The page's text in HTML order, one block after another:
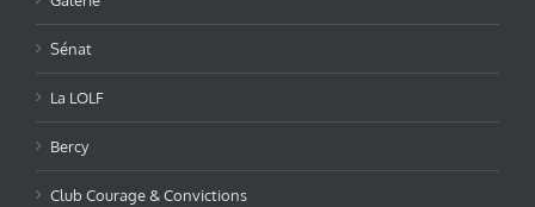
Sénat
La LOLF
Bercy
Club Courage & Convictions